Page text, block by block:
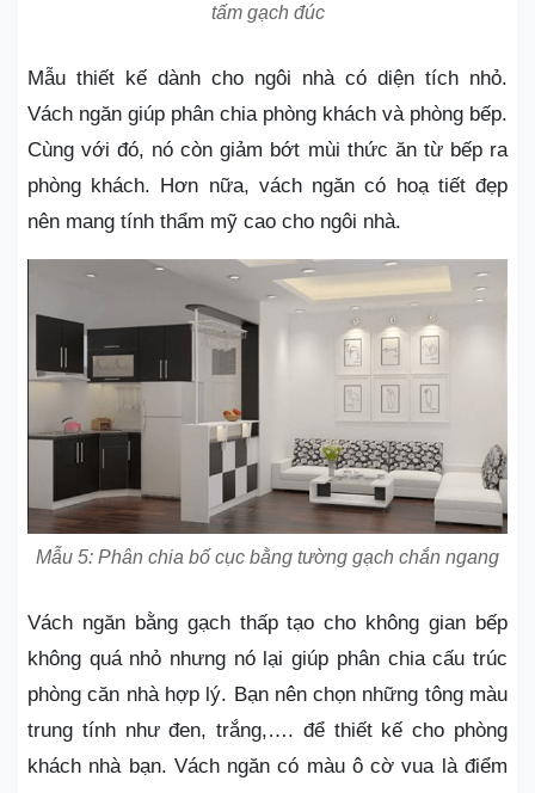
tấm gạch đúc
Mẫu thiết kế dành cho ngôi nhà có diện tích nhỏ.
Vách ngăn giúp phân chia phòng khách và phòng bếp.
Cùng với đó, nó còn giảm bớt mùi thức ăn từ bếp ra
phòng khách. Hơn nữa, vách ngăn có hoạ tiết đẹp
nên mang tính thẩm mỹ cao cho ngôi nhà.
Mẫu 5: Phân chia bố cục bằng tường gạch chắn ngang
Vách ngăn bằng gạch thấp tạo cho không gian bếp
không quá nhỏ nhưng nó lại giúp phân chia cấu trúc
phòng căn nhà hợp lý. Bạn nên chọn những tông màu
trung tính như đen, trắng,…. để thiết kế cho phòng
khách nhà bạn. Vách ngăn có màu ô cờ vua là điểm